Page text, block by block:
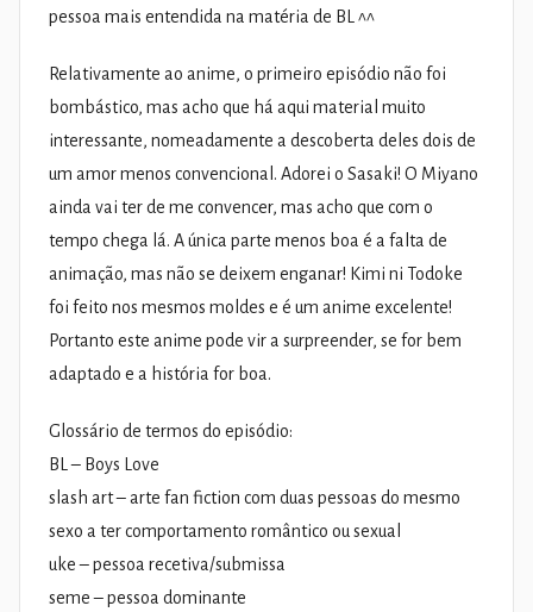
pessoa mais entendida na matéria de BL ^^
Relativamente ao anime, o primeiro episódio não foi
bombástico, mas acho que há aqui material muito
interessante, nomeadamente a descoberta deles dois de
um amor menos convencional. Adorei o Sasaki! O Miyano
ainda vai ter de me convencer, mas acho que com o
tempo chega lá. A única parte menos boa é a falta de
animação, mas não se deixem enganar! Kimi ni Todoke
foi feito nos mesmos moldes e é um anime excelente!
Portanto este anime pode vir a surpreender, se for bem
adaptado e a história for boa.
Glossário de termos do episódio:
BL – Boys Love
slash art – arte fan fiction com duas pessoas do mesmo
sexo a ter comportamento romântico ou sexual
uke – pessoa recetiva/submissa
seme – pessoa dominante